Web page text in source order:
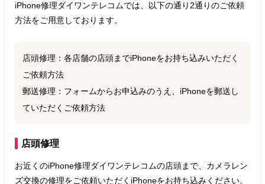
iPhone修理ダイワンテレコムでは、以下の通り2通りのご依頼
方法をご用意しております。
店頭修理：各店舗の店頭までiPhoneをお持ち込みいただく
ご依頼方法
郵送修理：フォームからお申込みのうえ、iPhoneを郵送し
ていただくご依頼方法
店頭修理
お近くのiPhone修理ダイワンテレコムの店頭まで、カメラレン
ズ交換の修理をご依頼いただくiPhoneをお持ち込みください。